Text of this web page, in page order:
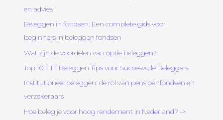
en advies
Beleggen in fondsen: Een complete gids voor
beginners in beleggen fondsen
Wat zijn de voordelen van optie beleggen?
Top 10 ETF Beleggen Tips voor Succesvolle Beleggers
Institutioneel beleggen: de rol van pensioenfondsen en
verzekeraars
Hoe beleg je voor hoog rendement in Nederland? ->